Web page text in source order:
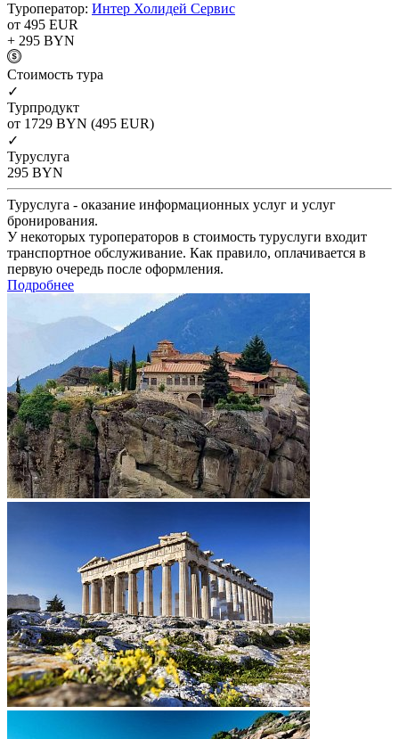
Туроператор: Интер Холидей Сервис
от 495 EUR
+ 295 BYN
Cтоимость тура
✓
Турпродукт
от 1729 BYN (495 EUR)
✓
Туруслуга
295 BYN
Туруслуга - оказание информационных услуг и услуг
бронирования.
У некоторых туроператоров в стоимость туруслуги входит
транспортное обслуживание. Как правило, оплачивается в
первую очередь после оформления.
Подробнее